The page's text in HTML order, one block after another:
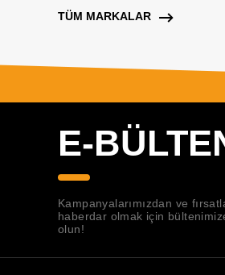
TÜM MARKALAR
E-
Kampanyalarımızdan ve
haberdar olmak için
olun!